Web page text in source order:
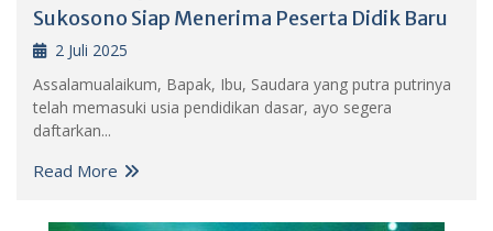
Sukosono Siap Menerima Peserta Didik Baru
2 Juli 2025
Assalamualaikum, Bapak, Ibu, Saudara yang putra putrinya
telah memasuki usia pendidikan dasar, ayo segera
daftarkan...
Read More